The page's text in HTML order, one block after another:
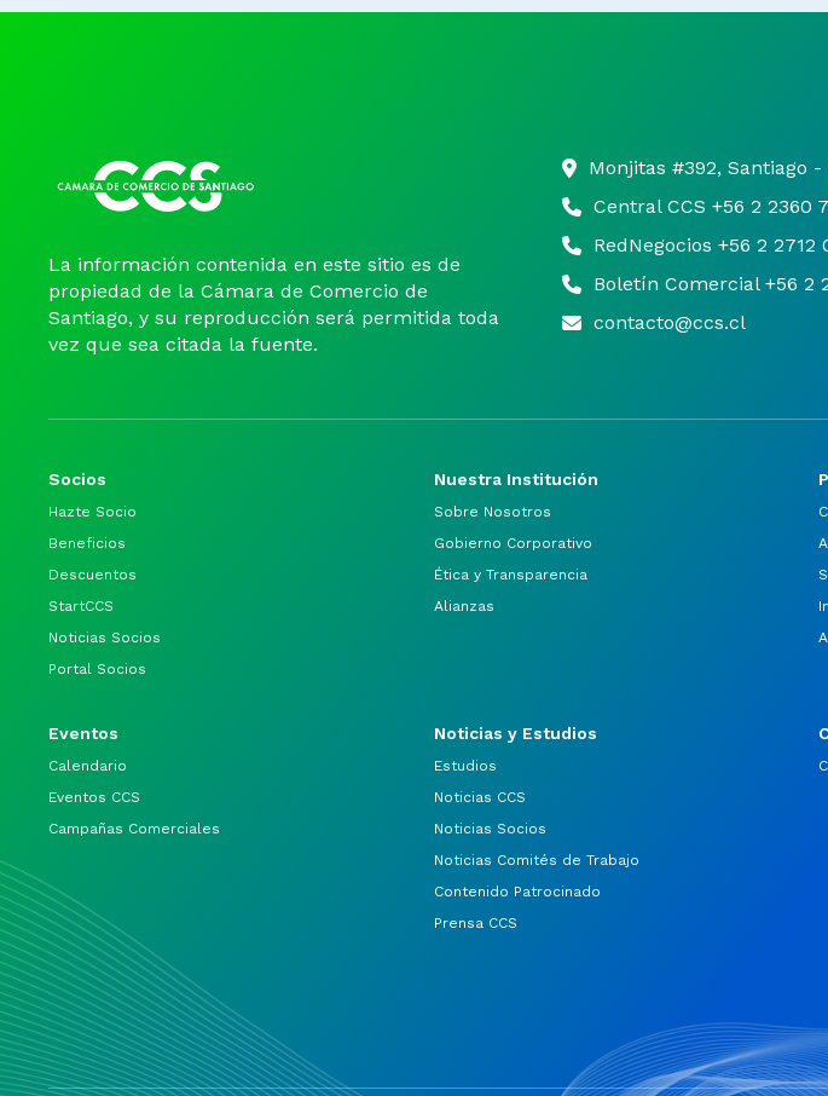
La información contenida en este sitio es de
propiedad de la Cámara de Comercio de
Santiago, y su reproducción será permitida toda
vez que sea citada la fuente.
Monjitas #392, Santiago -
Central CCS +56 2 2360
RedNegocios +56 2 2712
Boletín Comercial +56 2
contacto@ccs.cl
Socios
Hazte Socio
Beneficios
Descuentos
StartCCS
Noticias Socios
Portal Socios
Nuestra Institución
Sobre Nosotros
Gobierno Corporativo
Ética y Transparencia
Alianzas
Eventos
Calendario
Eventos CCS
Campañas Comerciales
Noticias y Estudios
Estudios
Noticias CCS
Noticias Socios
Noticias Comités de Trabajo
Contenido Patrocinado
Prensa CCS